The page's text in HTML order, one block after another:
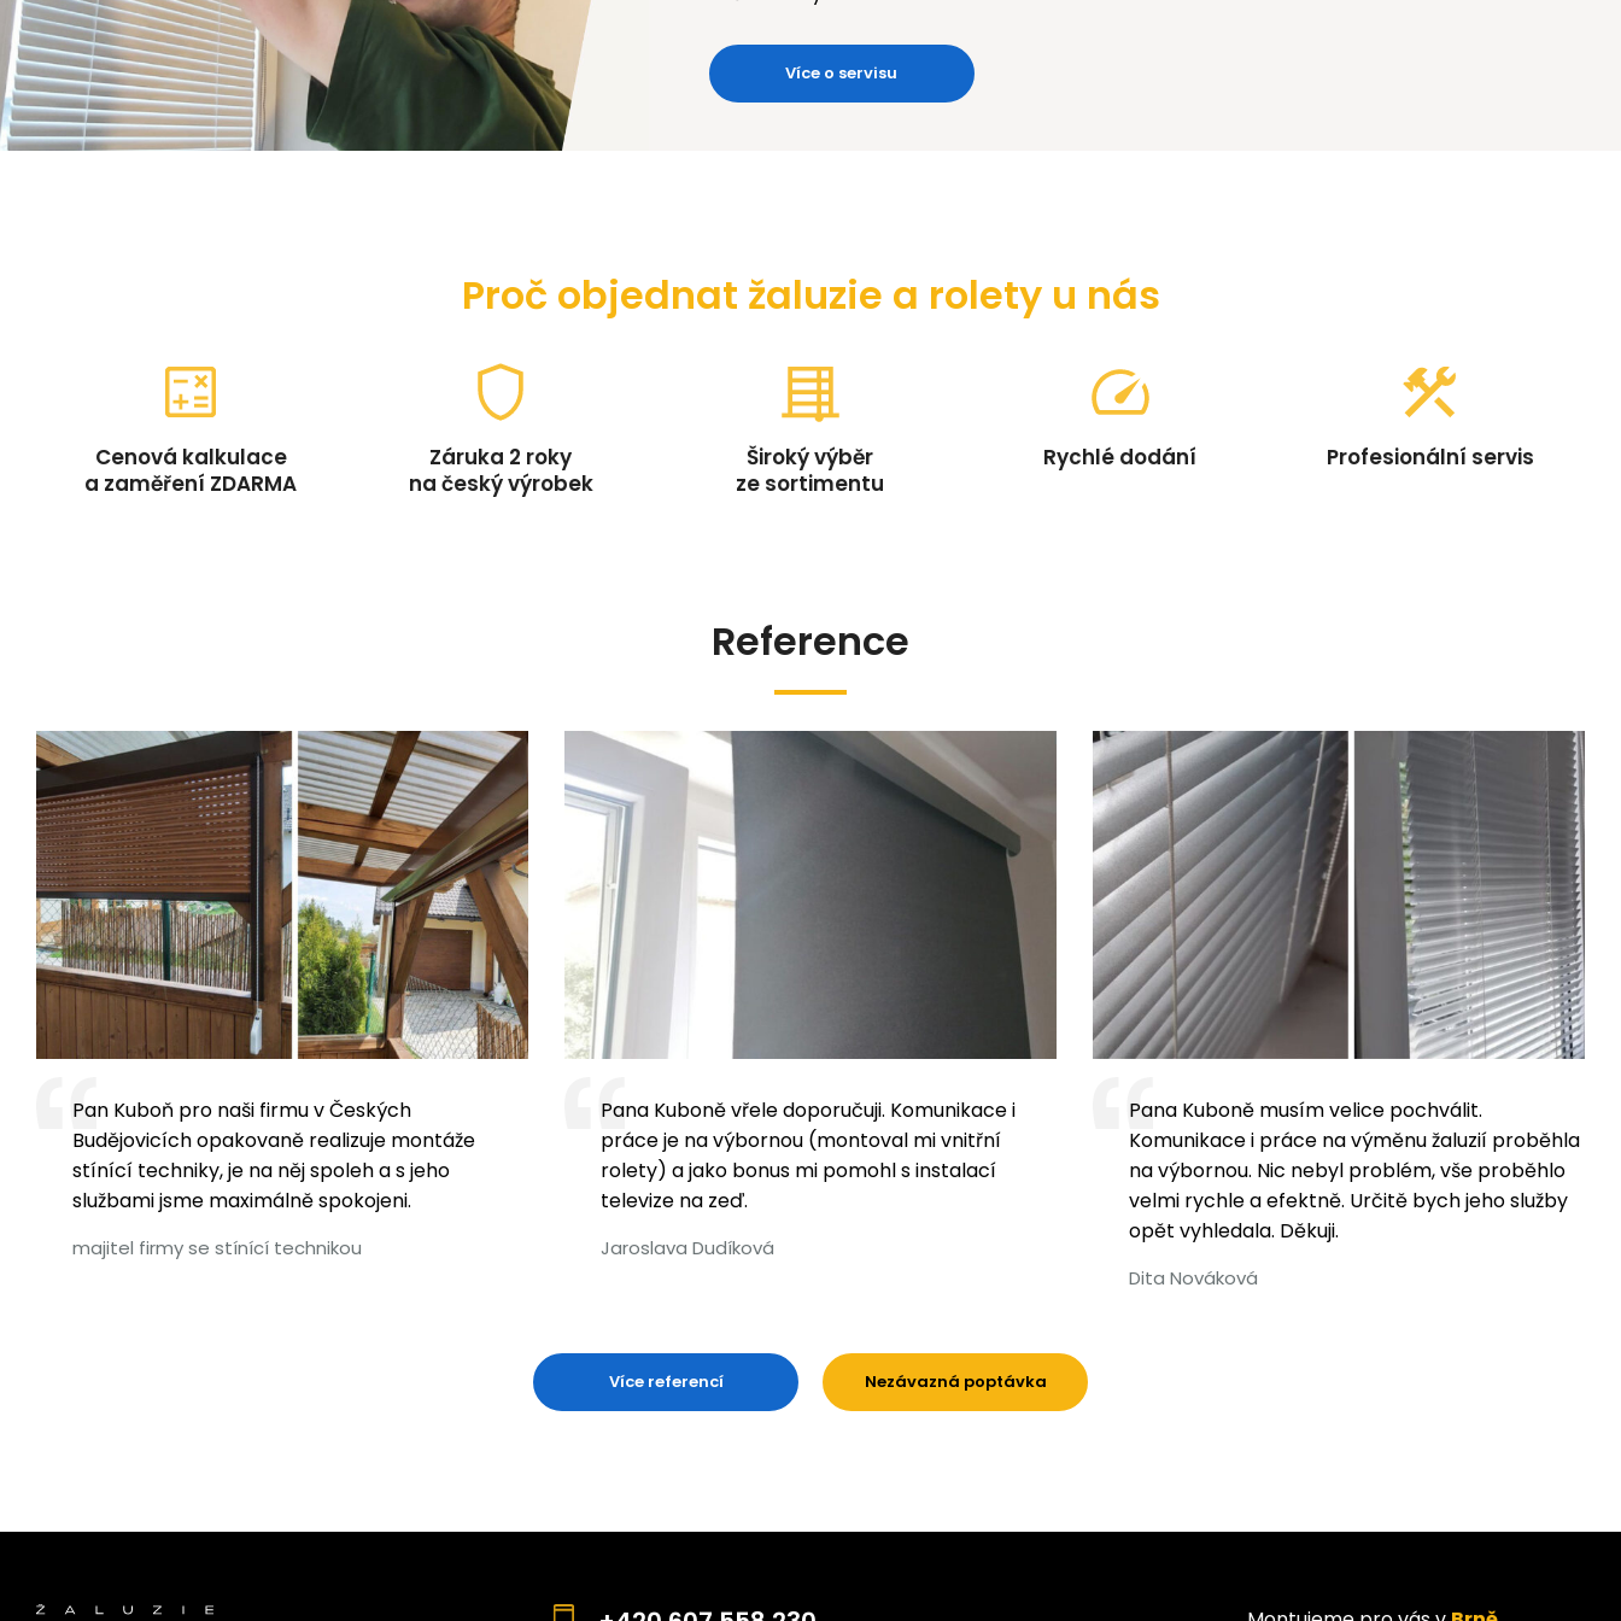
Více o servisu
Proč objednat žaluzie a rolety u nás
Cenová kalkulace
a zaměření ZDARMA
Záruka 2 roky
na český výrobek
Široký výběr
ze sortimentu
Rychlé dodání Profesionální servis
Reference
Pan Kuboň pro naši firmu v Českých
Budějovicích opakovaně realizuje montáže
stínící techniky, je na něj spoleh a s jeho
službami jsme maximálně spokojeni.
majitel firmy se stínící technikou
Pana Kuboně vřele doporučuji. Komunikace i
práce je na výbornou (montoval mi vnitřní
rolety) a jako bonus mi pomohl s instalací
televize na zeď.
Jaroslava Dudíková
Pana Kuboně musím velice pochválit.
Komunikace i práce na výměnu žaluzií proběhla
na výbornou. Nic nebyl problém, vše proběhlo
velmi rychle a efektně. Určitě bych jeho služby
opět vyhledala. Děkuji.
Dita Nováková
Více referencí Nezávazná poptávka